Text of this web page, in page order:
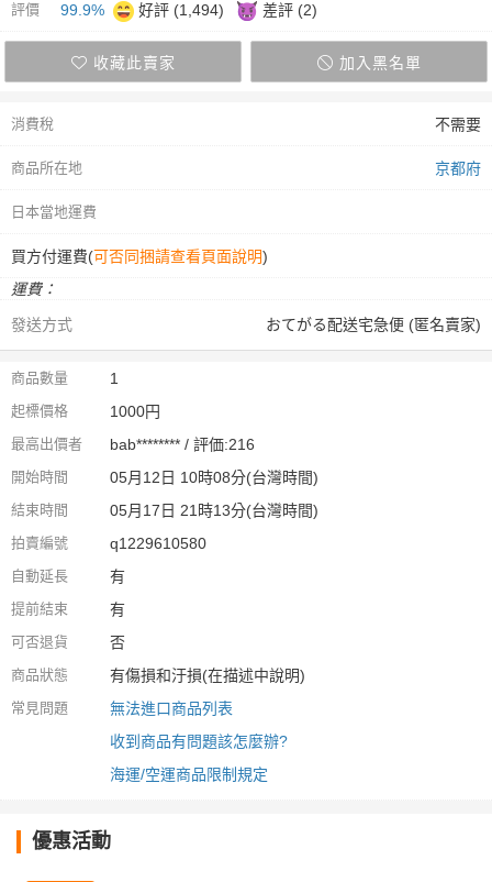
評價 99.9% 好評 (1,494) 差評 (2)
收藏此賣家 加入黑名單
消費稅 不需要
商品所在地 京都府
日本當地運費
買方付運費(可否同捆請查看頁面說明)
運費：
發送方式
おてがる配送宅急便 (匿名賣家)
商品數量 1
起標價格 1000円
最高出價者 bab******** / 評価:216
開始時間 05月12日 10時08分(台灣時間)
結束時間 05月17日 21時13分(台灣時間)
拍賣編號 q1229610580
自動延長 有
提前結束 有
可否退貨 否
商品狀態 有傷損和汙損(在描述中說明)
常見問題
無法進口商品列表
收到商品有問題該怎麼辦?
海運/空運商品限制規定
優惠活動